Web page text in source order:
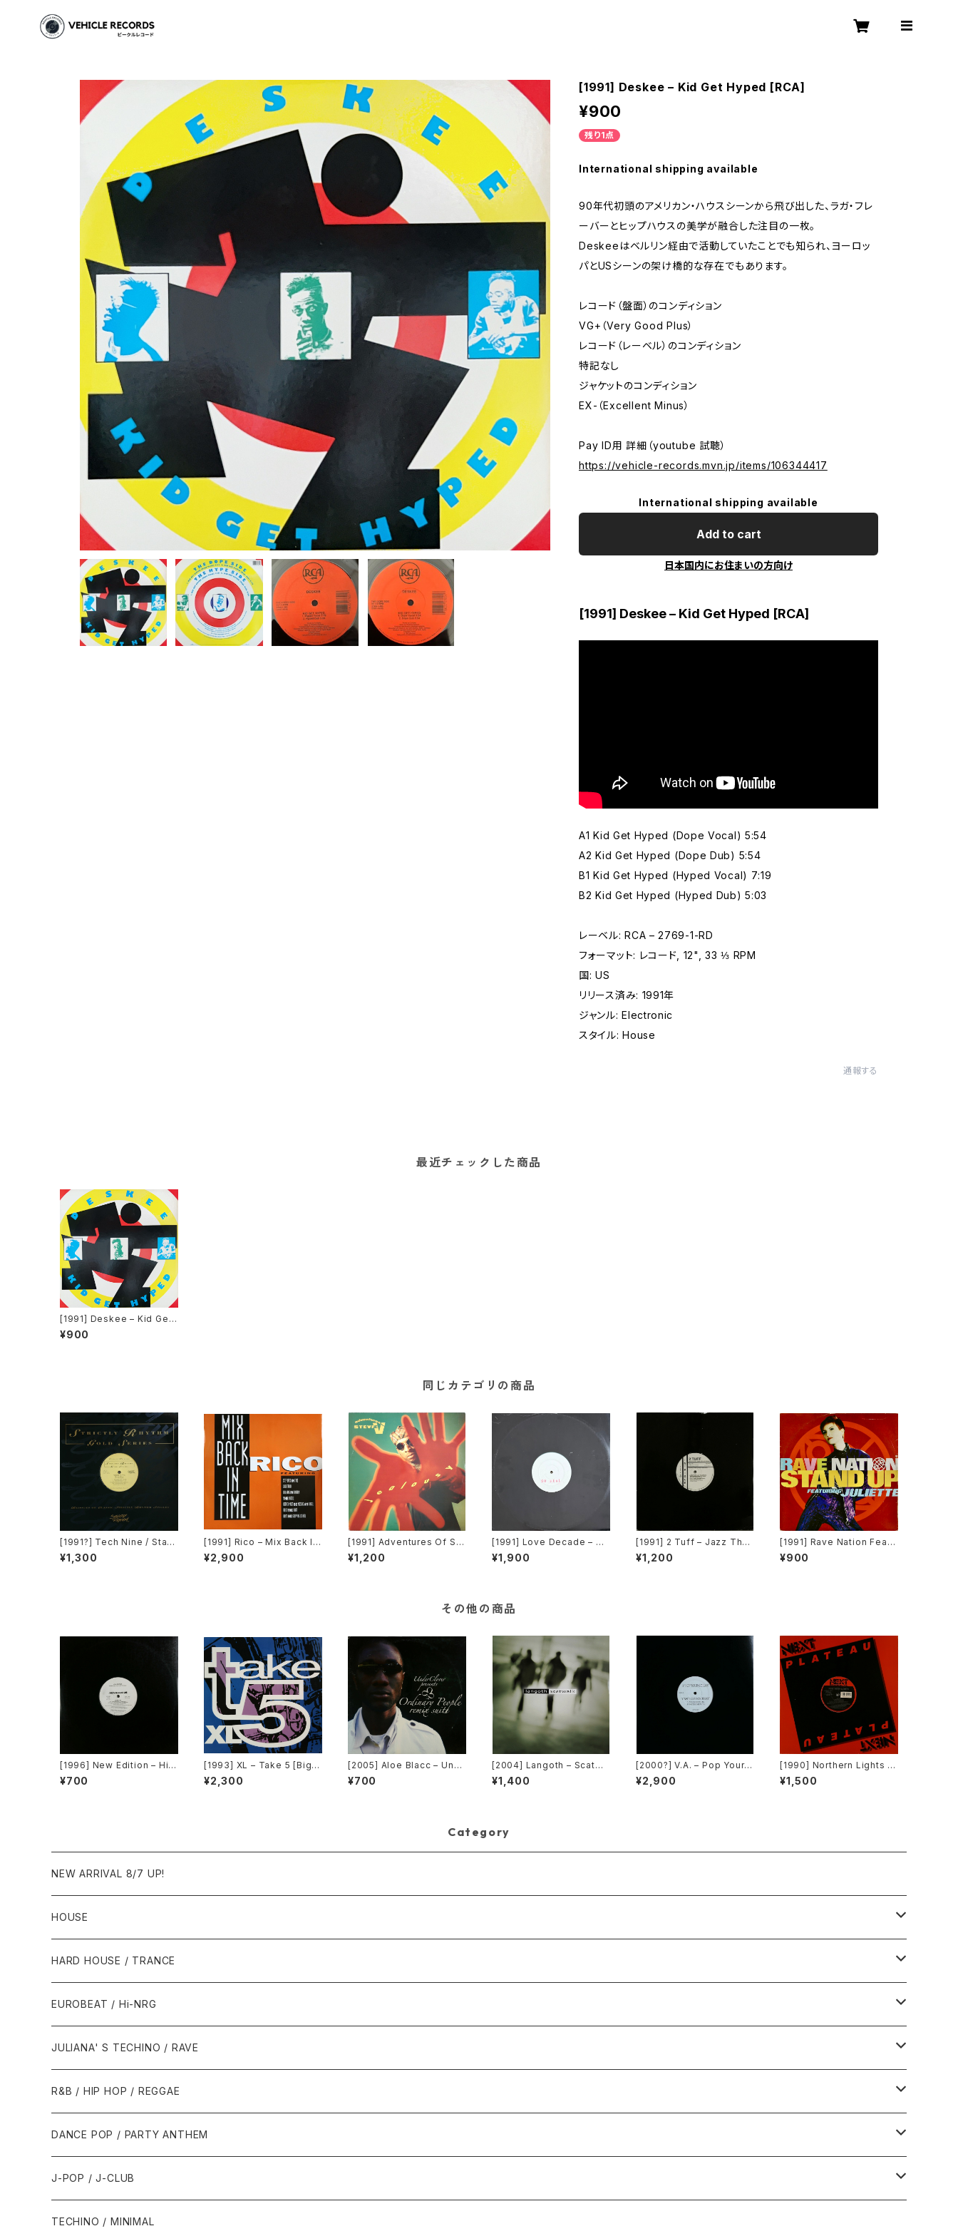
[1991] Deskee – Kid Get Hyped [RCA]
¥900
残り1点
International shipping available
90年代初頭のアメリカン・ハウスシーンから飛び出した、ラガ・フレ
ーバーとヒップハウスの美学が融合した注目の一枚。
Deskeeはベルリン経由で活動していたことでも知られ、ヨーロッ
パとUSシーンの架け橋的な存在でもあります。
レコード（盤面）のコンディション
VG+（Very Good Plus）
レコード（レーベル）のコンディション
特記なし
ジャケットのコンディション
EX-（Excellent Minus）
Pay ID用 詳細（youtube 試聴）
https://vehicle-records.mvn.jp/items/106344417
International shipping available
Add to cart
日本国内にお住まいの方向け
[1991] Deskee – Kid Get Hyped [RCA]
A1 Kid Get Hyped (Dope Vocal) 5:54
A2 Kid Get Hyped (Dope Dub) 5:54
B1 Kid Get Hyped (Hyped Vocal) 7:19
B2 Kid Get Hyped (Hyped Dub) 5:03
レーベル: RCA – 2769-1-RD
フォーマット: レコード, 12", 33 ⅓ RPM
国: US
リリース済み: 1991年
ジャンル: Electronic
スタイル: House
通報する
最近チェックした商品
[1991] Deskee – Kid Get
Hyped [RCA]
¥900
同じカテゴリの商品
[1991?] Tech Nine / Stati
c – Slam Jam / Dream It
[Strictly Rhythm]
¥1,300
[1991] Rico – Mix Back In
Time / What! [SMP]
¥2,900
[1991] Adventures Of Ste
vie V. – Jealousy [Mercur
y]
¥1,200
[1991] Love Decade – So
Real [Not On Label][PRO
MO]
¥1,900
[1991] 2 Tuff – Jazz Than
g (Remixes) [Intrigue Re
cords][PROMO]
¥1,200
[1991] Rave Nation Featu
ring Juliette – Stand Up
[Pulse-8 Records]
¥900
その他の商品
[1996] New Edition – Hit
Me Off [MCA Records][P
ROMO]
¥700
[1993] XL – Take 5 [Big T
ime International]
¥2,300
[2005] Aloe Blacc – Und
erClover Presents Ordin
ary People Remix Suite
¥700
[2004] Langoth – Scatwa
lk [Sunshine Enterprises]
¥1,400
[2000?] V.A. – Pop Your C
ollar / Can't Go For That
[Not On Label][PROMO]
¥2,900
[1990] Northern Lights –
Jet Lag [Next Plateau Re
cords Inc.]
¥1,500
Category
NEW ARRIVAL 8/7 UP!
HOUSE
1980年代
1987年・以前
1988年
1990年代
1990年
1991年
2000年代
2000年
2001年
2010年代
2010年
2011年
HARD HOUSE / TRANCE
1990年代
1994年・以前
1995年
2000年代
2000年
2001年
EUROBEAT / Hi-NRG
1980年代
1986年・以前
1987年
1990年代
1990年
1991年
2000年代
JULIANA' S TECHINO / RAVE
1990年代
1990年
1991年
2000年代
2000年
2001年
R&B / HIP HOP / REGGAE
1980年代
1985年・以前
1986年
1990年代
1990年
2000年代
DANCE POP / PARTY ANTHEM
1980年代
1988年・以前
1990年代
J-POP / J-CLUB
1980年代
TECHINO / MINIMAL